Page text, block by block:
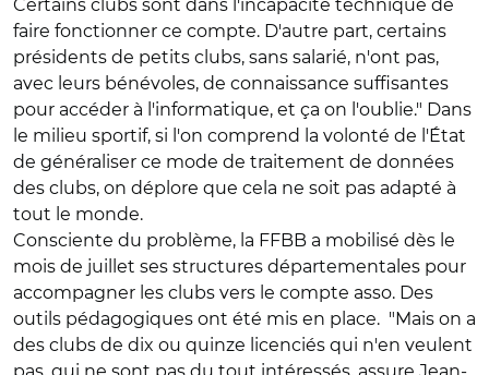
Certains clubs sont dans l'incapacité technique de
faire fonctionner ce compte. D'autre part, certains
présidents de petits clubs, sans salarié, n'ont pas,
avec leurs bénévoles, de connaissance suffisantes
pour accéder à l'informatique, et ça on l'oublie." Dans
le milieu sportif, si l'on comprend la volonté de l'État
de généraliser ce mode de traitement de données
des clubs, on déplore que cela ne soit pas adapté à
tout le monde.
Consciente du problème, la FFBB a mobilisé dès le
mois de juillet ses structures départementales pour
accompagner les clubs vers le compte asso. Des
outils pédagogiques ont été mis en place. "Mais on a
des clubs de dix ou quinze licenciés qui n'en veulent
pas, qui ne sont pas du tout intéressés, assure Jean-